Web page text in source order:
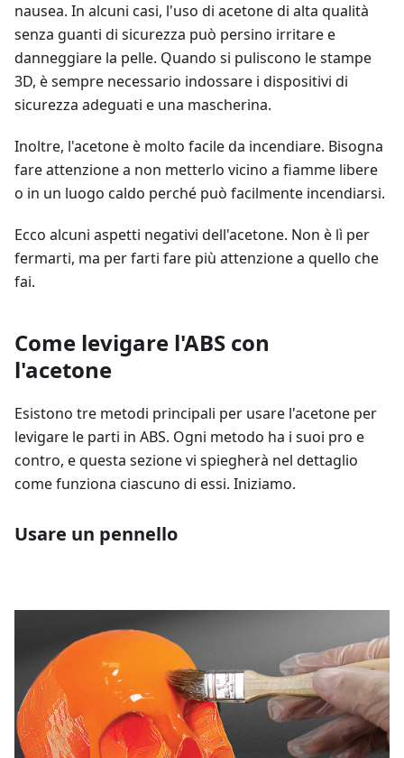
nausea. In alcuni casi, l'uso di acetone di alta qualità
senza guanti di sicurezza può persino irritare e
danneggiare la pelle. Quando si puliscono le stampe
3D, è sempre necessario indossare i dispositivi di
sicurezza adeguati e una mascherina.
Inoltre, l'acetone è molto facile da incendiare. Bisogna
fare attenzione a non metterlo vicino a fiamme libere
o in un luogo caldo perché può facilmente incendiarsi.
Ecco alcuni aspetti negativi dell'acetone. Non è lì per
fermarti, ma per farti fare più attenzione a quello che
fai.
Come levigare l'ABS con
l'acetone
Esistono tre metodi principali per usare l'acetone per
levigare le parti in ABS. Ogni metodo ha i suoi pro e
contro, e questa sezione vi spiegherà nel dettaglio
come funziona ciascuno di essi. Iniziamo.
Usare un pennello